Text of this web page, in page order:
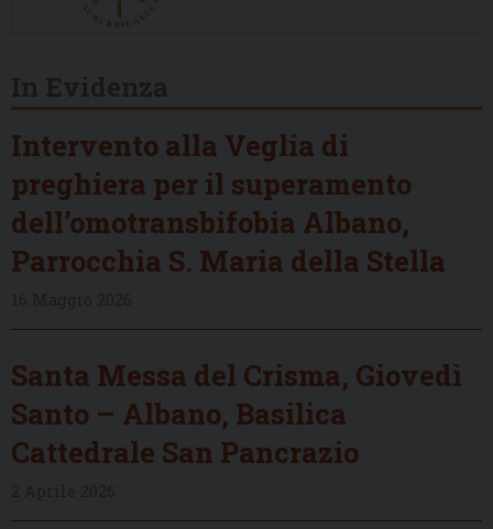
Intervento alla Veglia di
preghiera per il superamento
dell’omotransbifobia Albano,
Parrocchia S. Maria della Stella
Santa Messa del Crisma, Giovedì
Santo – Albano, Basilica
Cattedrale San Pancrazio